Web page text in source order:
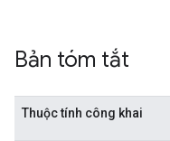
Bản tóm tắt
Thuộc tính công khai